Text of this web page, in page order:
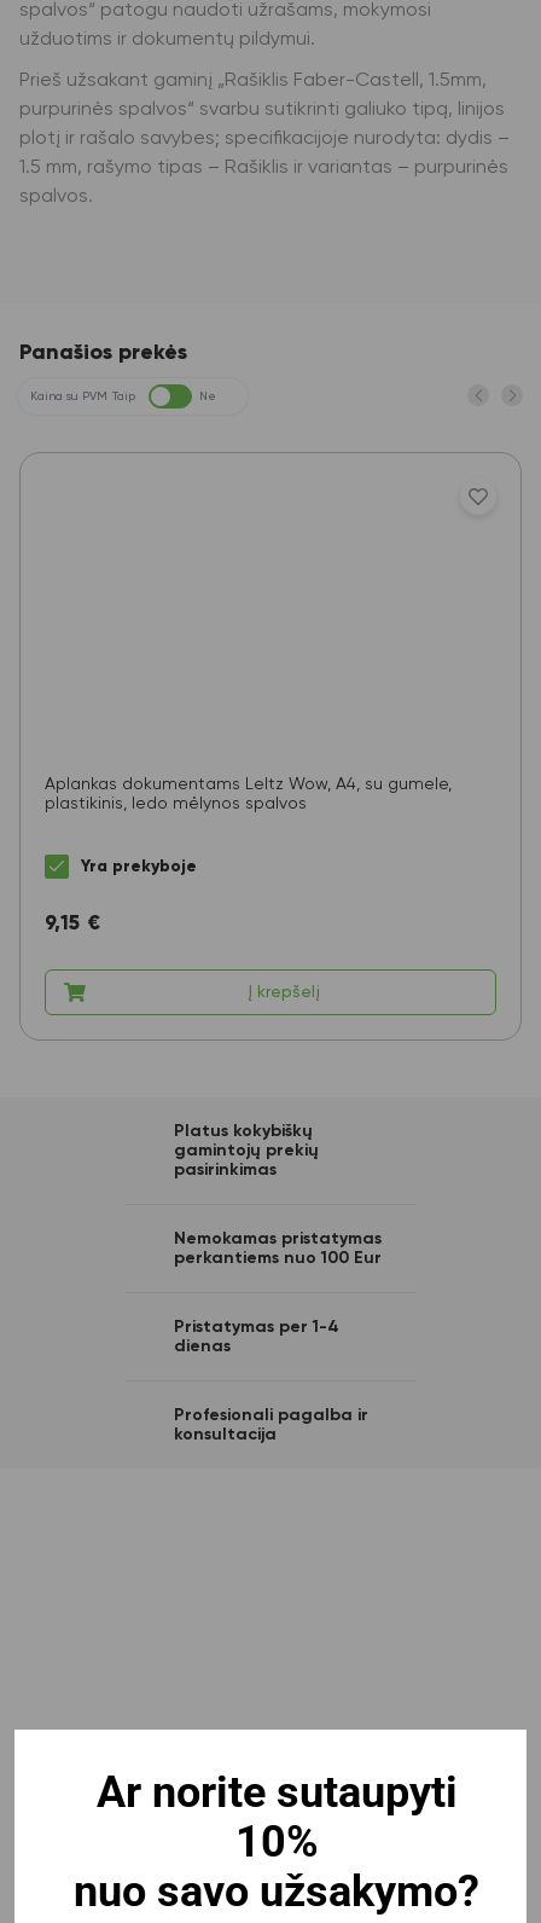
spalvos“ patogu naudoti užrašams, mokymosi
užduotims ir dokumentų pildymui.
Prieš užsakant gaminį „Rašiklis Faber-Castell, 1.5mm,
purpurinės spalvos“ svarbu sutikrinti galiuko tipą, linijos
plotį ir rašalo savybes; specifikacijoje nurodyta: dydis –
1.5 mm, rašymo tipas – Rašiklis ir variantas – purpurinės
spalvos.
Panašios prekės
Kaina su PVM Taip Ne
Aplankas dokumentams LeItz Wow, A4, su gumele,
plastikinis, ledo mėlynos spalvos
Yra prekyboje
9,15 €
Į krepšelį
Platus kokybiškų
gamintojų prekių
pasirinkimas
Nemokamas pristatymas
perkantiems nuo 100 Eur
Pristatymas per 1-4
dienas
Profesionali pagalba ir
konsultacija
Ar norite sutaupyti
10%
nuo savo užsakymo?